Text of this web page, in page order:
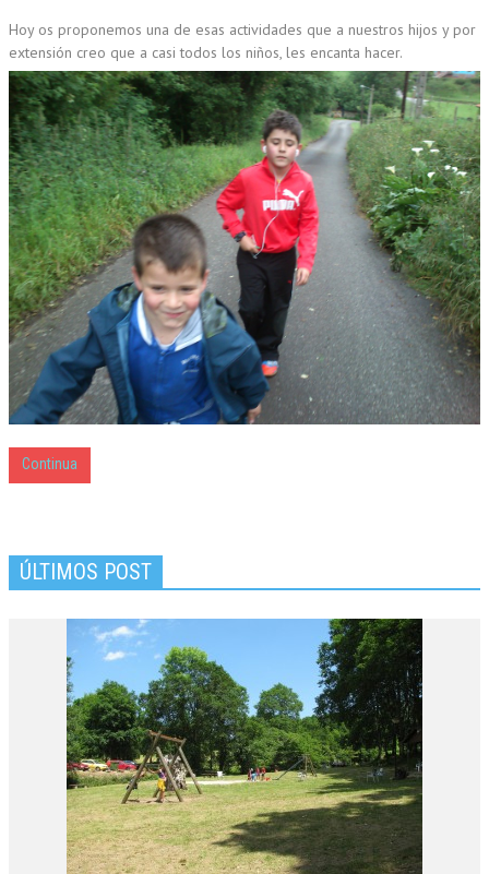
MUSEOS
CONTACT
Hoy os proponemos una de esas actividades que a nuestros hijos y por
extensión creo que a casi todos los niños, les encanta hacer.
Continua
ÚLTIMOS POST